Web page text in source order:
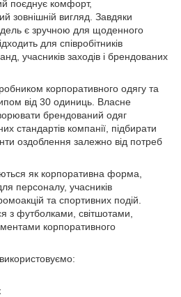
поєднує комфорт,
зовнішній вигляд. Завдяки
є зручною для щоденного
для співробітників
учасників заходів і брендованих
корпоративного одягу та
від 30 одиниць. Власне
брендований одяг
стандартів компанії, підбирати
оздоблення залежно від потреб
як корпоративна форма,
персоналу, учасників
та спортивних подій.
з футболками, світшотами,
корпоративного